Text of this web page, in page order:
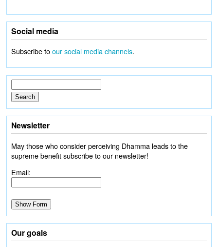
Social media
Subscribe toour social media channels.
Newsletter
May those who consider perceiving Dhamma leads to the
supreme benefit subscribe to our newsletter!
Email:
Our goals